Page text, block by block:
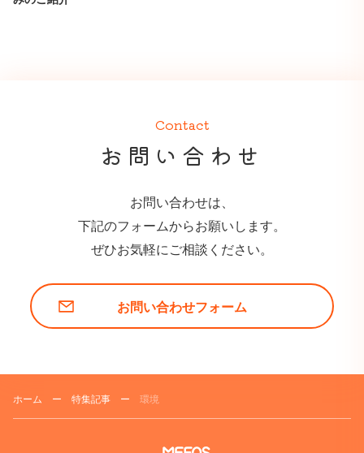
Contact
お問い合わせ
お問い合わせは、
下記のフォームからお願いします。
ぜひお気軽にご相談ください。
お問い合わせフォーム
ホーム ー 特集記事 ー 環境